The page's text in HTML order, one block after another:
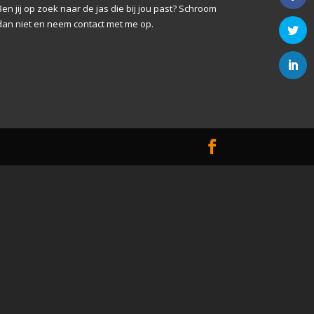
jij op zoek naar de jas die bij jou past? Schroom
niet en neem contact met me op.